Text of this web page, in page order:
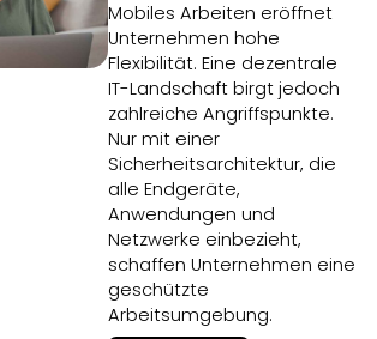
Mobiles Arbeiten eröffnet
Unternehmen hohe
Flexibilität. Eine dezentrale
IT-Landschaft birgt jedoch
zahlreiche Angriffspunkte.
Nur mit einer
Sicherheitsarchitektur, die
alle Endgeräte,
Anwendungen und
Netzwerke einbezieht,
schaffen Unternehmen eine
geschützte
Arbeitsumgebung.